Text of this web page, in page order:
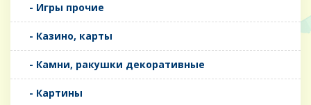
- Игры прочие
- Казино, карты
- Камни, ракушки декоративные
- Картины